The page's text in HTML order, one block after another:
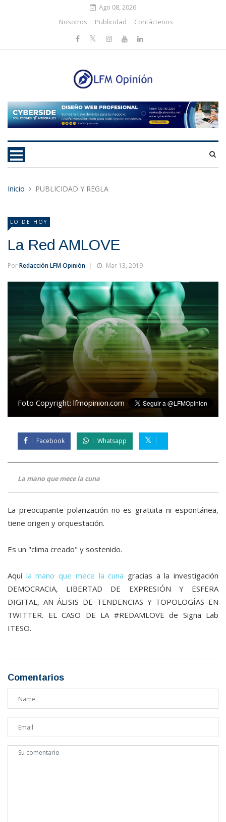
Ago 08, 2026
Nosotros
Publicidad Contáctenos
Inicio PUBLICIDAD Y REGLA
LO DE HOY
La Red AMLOVE
PorRedacción LFM Opinión Mar 13, 2019
Foto Copyright: lfmopinion.com
Facebook Whatsapp
La mano que mece la cuna
La preocupante polarización no es gratuita ni espontánea,
tiene origen y orquestación.
Es un "clima creado" y sostenido.
Aquí la mano que mece la cuna gracias a la investigación
DEMOCRACIA, LIBERTAD DE EXPRESIÓN Y ESFERA
DIGITAL, AN ÁLISIS DE TENDENCIAS Y TOPOLOGÍAS EN
TWITTER. EL CASO DE LA #REDAMLOVE de Signa Lab
ITESO.
Comentarios